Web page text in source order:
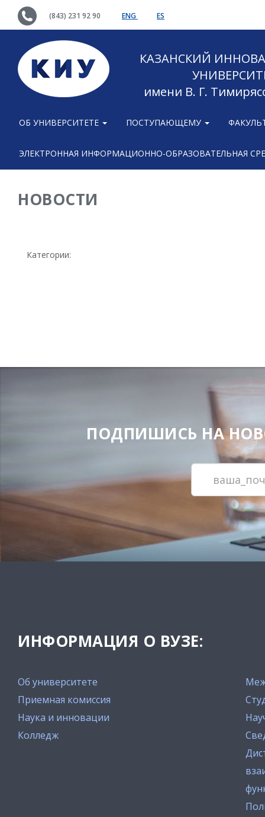
(843) 231 92 90 ENG ES
КАЗАНСКИЙ
имени В. Г.
ОБ УНИВЕРСИТЕТЕ ПОСТУПАЮЩЕМУ
ЭЛЕКТРОННАЯ ИНФОРМАЦИОННО-ОБРАЗОВАТЕЛЬНАЯ
НОВОСТИ
Категории:
ПОДПИШИСЬ НА
ИНФОРМАЦИЯ О ВУЗЕ:
Об университете
Приемная комиссия
Наука и инновации
Колледж